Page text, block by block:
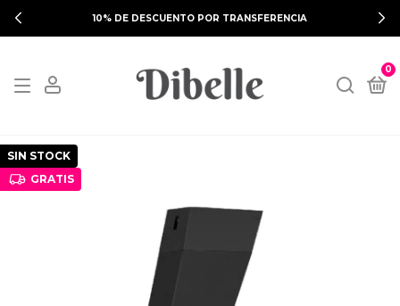
10% DE DESCUENTO POR TRANSFERENCIA
0
SIN STOCK
GRATIS